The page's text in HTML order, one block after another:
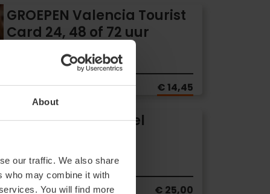
About
our traffic. We also share
who may combine it with
You will find more
GROEPEN Valencia Tourist
Card 24, 48 of 72 uur
Vanaf€ 17,00 € 14,45
Inleiding tot paddel
€ 25,00